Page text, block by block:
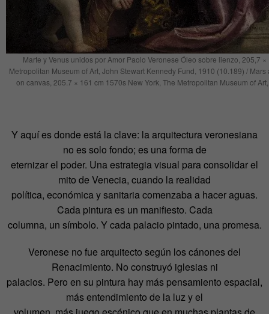
Marte y Venus unidos por Amor Paolo Veronese Óleo sobre lienzo, 205,7
Metropolitan Museum of Art, John Stewart Kennedy Fund, 1910 (10.189) /
on canvas, 205.7 × 161 cm 1570s New York, The Metropolitan Museum of
Y aquí es donde está la clave: la arquitectura veronesiana
no es solo fondo; es una forma de
eternizar el poder. Una estrategia visual para consolidar el
mito de Venecia, cuando la realidad
política, económica y sanitaria comenzaba a hacer aguas.
Cada pintura es un manifiesto. Cada
columna, un símbolo. Y cada palacio pintado, una promesa.
Veronese no fue arquitecto según los cánones del
Renacimiento. No construyó iglesias ni
palacios. Pero en su pintura hay más pensamiento espacial,
más entendimiento de la luz y el